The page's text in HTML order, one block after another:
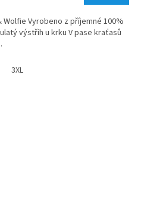
Vyrobeno z příjemné 100%
výstřih u krku V pase kraťasů
3XL